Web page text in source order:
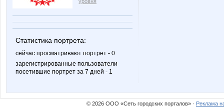
Статистика портрета:
сейчас просматривают портрет - 0
зарегистрированные пользователи
посетившие портрет за 7 дней - 1
© 2026 ООО «Сеть городских порталов» · Реклама